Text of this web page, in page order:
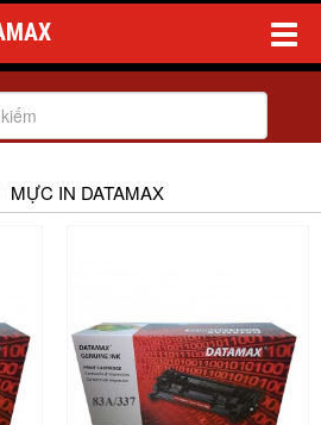
Toggle
MỰC IN DATAMAX